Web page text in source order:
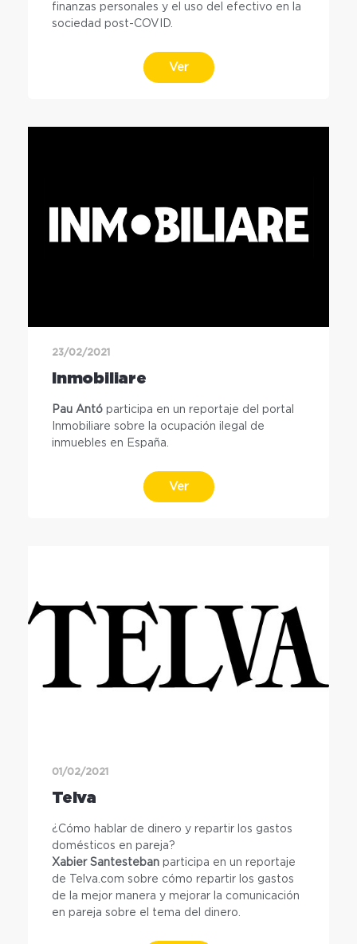
finanzas personales y el uso del efectivo en la
sociedad post-COVID.
Ver
23/02/2021
Inmobiliare
Pau Antó participa en un reportaje del portal
Inmobiliare sobre la ocupación ilegal de
inmuebles en España.
Ver
01/02/2021
Telva
¿Cómo hablar de dinero y repartir los gastos
domésticos en pareja?
Xabier Santesteban participa en un reportaje
de Telva.com sobre cómo repartir los gastos
de la mejor manera y mejorar la comunicación
en pareja sobre el tema del dinero.